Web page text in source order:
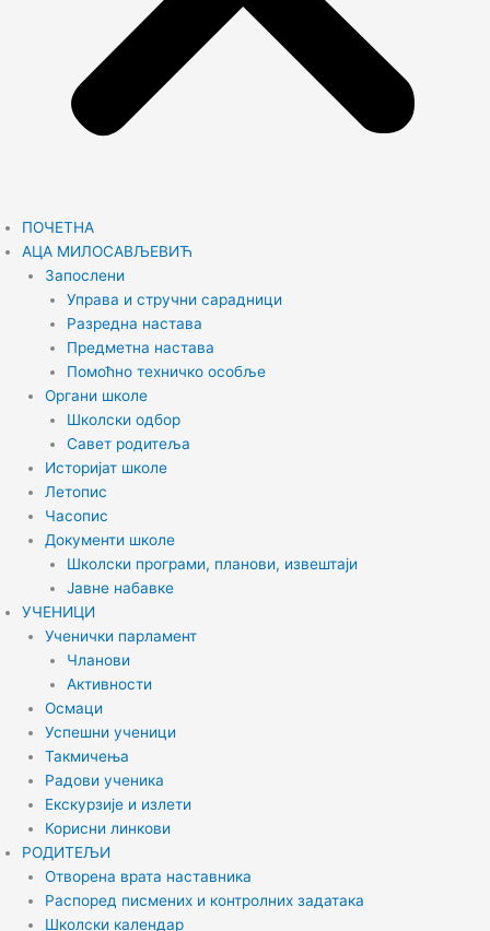
ПОЧЕТНА
АЦА МИЛОСАВЉЕВИЋ
Запослени
Управа и стручни сарадници
Разредна настава
Предметна настава
Помоћно техничко особље
Органи школе
Школски одбор
Савет родитеља
Историјат школе
Летопис
Часопис
Документи школе
Школски програми, планови, извештаји
Јавне набавке
УЧЕНИЦИ
Ученички парламент
Чланови
Активности
Осмаци
Успешни ученици
Такмичења
Радови ученика
Екскурзије и излети
Корисни линкови
РОДИТЕЉИ
Отворена врата наставника
Распоред писмених и контролних задатака
Школски календар